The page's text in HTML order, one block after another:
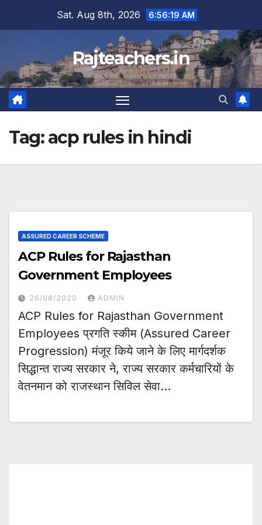
Sat. Aug 8th, 2026 6:56:19 AM
Rajteachers.in
Tag:acp rules in hindi
ASSURED CAREER SCHEME
ACP Rules for Rajasthan
Government Employees
26/08/2020 ADMIN
ACP Rules for Rajasthan Government
Employees प्रगति स्कीम (Assured Career
Progression) मंजूर किये जाने के लिए मार्गदर्शक
सिद्धान्त राज्य सरकार ने, राज्य सरकार कर्मचारियों के
वेतनमान को राजस्थान सिविल सेवा…